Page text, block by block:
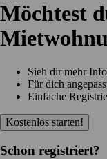
Möchtest
Sieh dir mehr
Für dich
Einfache
Kostenlos starten!
Schon registriert?